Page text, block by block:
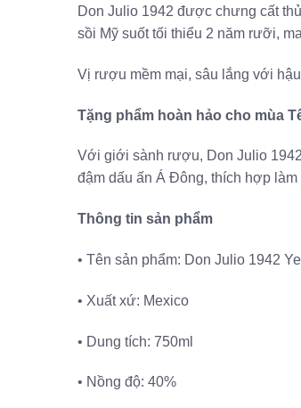
Don Julio 1942 được chưng cất
sồi Mỹ suốt tối thiểu 2 năm rưỡi,
Vị rượu mềm mại, sâu lắng với
Tặng phẩm hoàn hảo cho mùa
Với giới sành rượu, Don Julio
đậm dấu ấn Á Đông, thích hợp
Thông tin sản phẩm
• Tên sản phẩm: Don Julio 1942
• Xuất xứ: Mexico
• Dung tích: 750ml
• Nồng độ: 40%